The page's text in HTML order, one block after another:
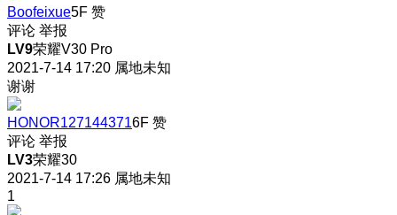
Boofeixue5F 赞
评论 举报
LV9荣耀V30 Pro
2021-7-14 17:20 属地未知
谢谢
HONOR1271443716F 赞
评论 举报
LV3荣耀30
2021-7-14 17:26 属地未知
1